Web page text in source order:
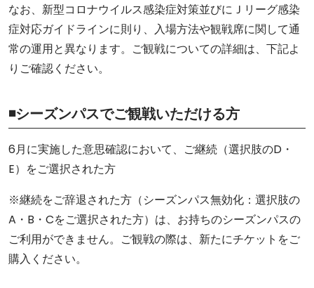
なお、新型コロナウイルス感染症対策並びにＪリーグ感染
症対応ガイドラインに則り、入場方法や観戦席に関して通
常の運用と異なります。ご観戦についての詳細は、下記よ
りご確認ください。
◾️シーズンパスでご観戦いただける方
6月に実施した意思確認において、ご継続（選択肢のD・
E）をご選択された方
※継続をご辞退された方（シーズンパス無効化：選択肢の
A・B・Cをご選択された方）は、お持ちのシーズンパスの
ご利用ができません。ご観戦の際は、新たにチケットをご
購入ください。